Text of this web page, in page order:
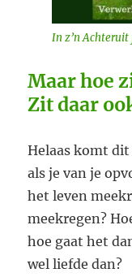
In z’n Achteruit
Maar hoe
Zit daar
Helaas komt
als je van je
het leven
meekregen?
hoe gaat het
wel liefde dan?